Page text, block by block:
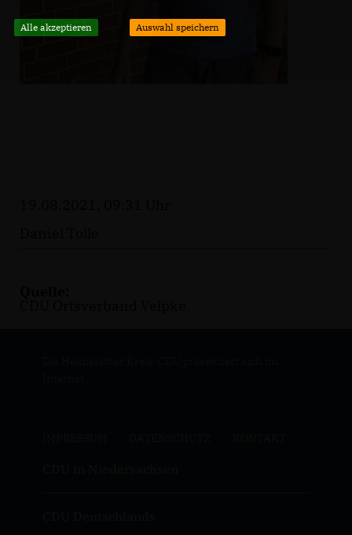
Alle akzeptieren Auswahl speichern